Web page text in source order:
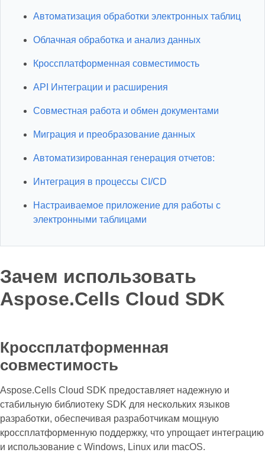
Автоматизация обработки электронных таблиц
Облачная обработка и анализ данных
Кроссплатформенная совместимость
API Интеграции и расширения
Совместная работа и обмен документами
Миграция и преобразование данных
Автоматизированная генерация отчетов:
Интеграция в процессы CI/CD
Настраиваемое приложение для работы с
электронными таблицами
Зачем использовать
Aspose.Cells Cloud SDK
Кроссплатформенная
совместимость
Aspose.Cells Cloud SDK предоставляет надежную и
стабильную библиотеку SDK для нескольких языков
разработки, обеспечивая разработчикам мощную
кроссплатформенную поддержку, что упрощает интеграцию
и использование с Windows, Linux или macOS.